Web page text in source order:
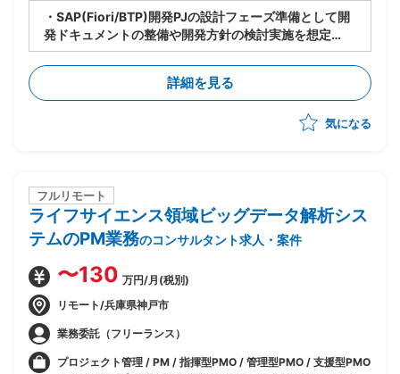
・SAP(Fiori/BTP)開発PJの設計フェーズ準備として開
発ドキュメントの整備や開発方針の検討実施を想定
・要件定義フェーズでは設計フェーズに向けた準備を担
当
・設計・開発フェーズにおいてはニアショア・オフショ
ア体制での開発管理を担当
・課題管理、進捗管理を中心に、開発全体のリードを担
詳細を見る
気になる
フルリモート
ライフサイエンス領域ビッグデータ解析シス
テムのPM業務のコンサルタント求人・案件
〜130 万円/月(税別)
リモート/兵庫県神戸市
業務委託（フリーランス）
プロジェクト管理 / PM / 指揮型PMO / 管理型PMO / 支援型PMO